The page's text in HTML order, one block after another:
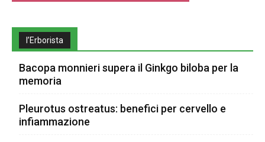
l’Erborista
Bacopa monnieri supera il Ginkgo biloba per la
memoria
Pleurotus ostreatus: benefici per cervello e
infiammazione